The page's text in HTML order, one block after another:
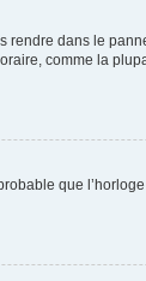
dans le
comme la
que